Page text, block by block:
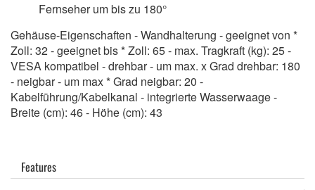
Fernseher um bis zu 180°
Gehäuse-Eigenschaften - Wandhalterung - geeignet von *
Zoll: 32 - geeignet bis * Zoll: 65 - max. Tragkraft (kg): 25 -
VESA kompatibel - drehbar - um max. x Grad drehbar: 180
- neigbar - um max * Grad neigbar: 20 -
Kabelführung/Kabelkanal - integrierte Wasserwaage -
Breite (cm): 46 - Höhe (cm): 43
Features